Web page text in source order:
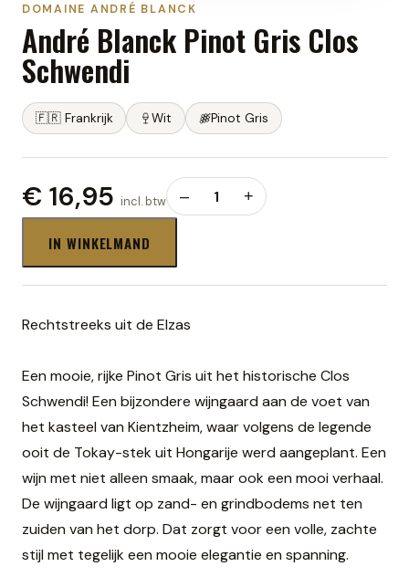
DOMAINE ANDRÉ BLANCK
André Blanck Pinot Gris Clos
Schwendi
🇫🇷 Frankrijk Wit Pinot Gris
€ 16,95 incl. btw – 1 +
IN WINKELMAND
Rechtstreeks uit de Elzas
Een mooie, rijke Pinot Gris uit het historische Clos
Schwendi! Een bijzondere wijngaard aan de voet van
het kasteel van Kientzheim, waar volgens de legende
ooit de Tokay-stek uit Hongarije werd aangeplant. Een
wijn met niet alleen smaak, maar ook een mooi verhaal.
De wijngaard ligt op zand- en grindbodems net ten
zuiden van het dorp. Dat zorgt voor een volle, zachte
stijl met tegelijk een mooie elegantie en spanning.